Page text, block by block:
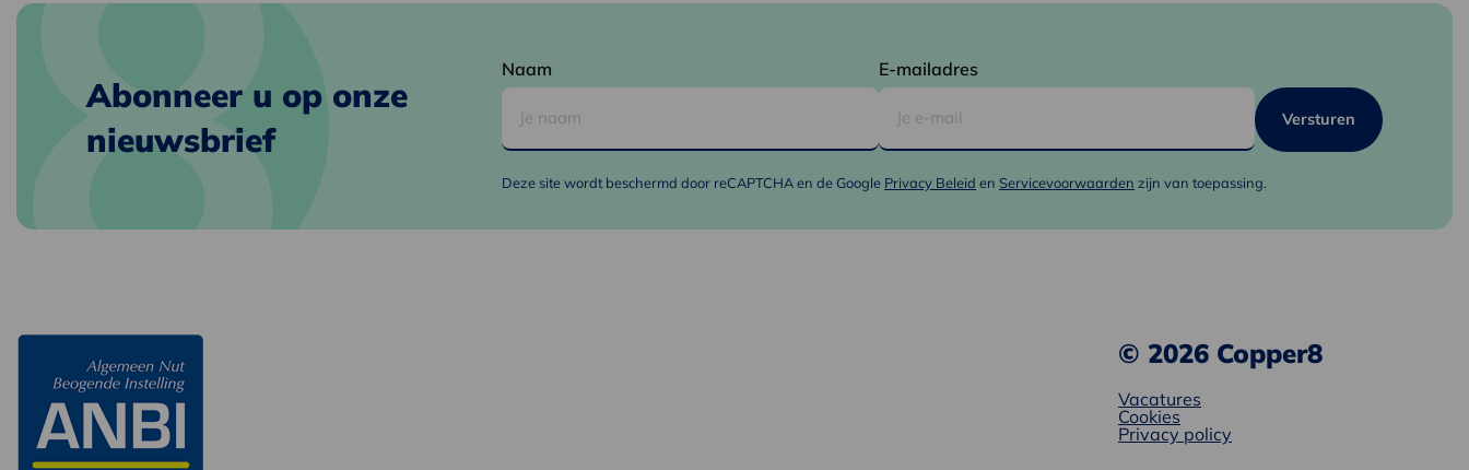
Abonneer u op onze
nieuwsbrief
Naam E-mailadres
Deze site wordt beschermd door reCAPTCHA en de Google Privacy Beleid en Servicevoorwaarden zijn van toepassing.
© 2026 Copper8
Vacatures
Cookies
Privacy policy